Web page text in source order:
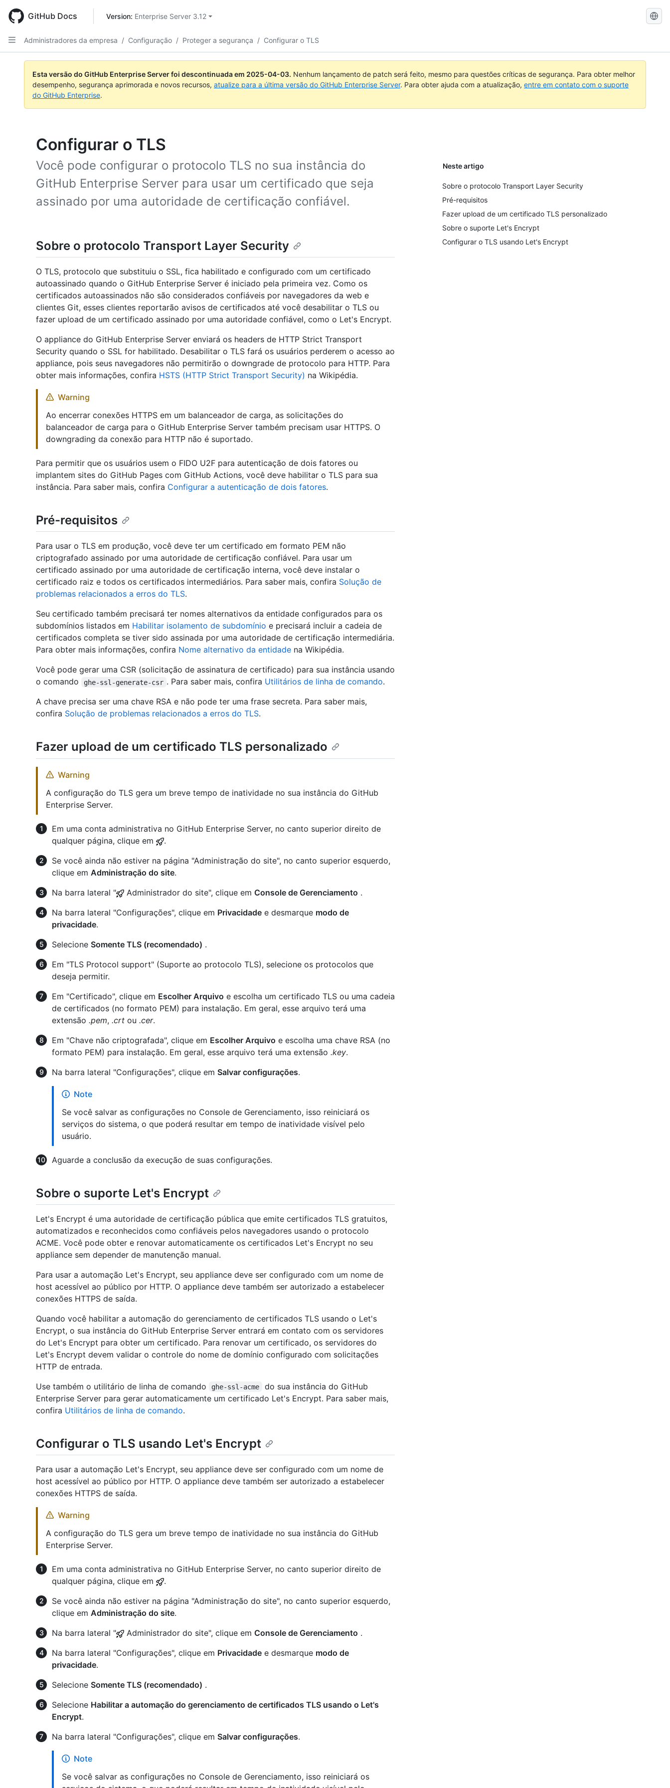
main
content
GitHub Docs Version: Enterprise Server 3.12
Pesquisar
Administradores da empresa / Configuração / Proteger a segurança / Configurar o TLS
Esta versão do GitHub Enterprise Server foi descontinuada em 2025-04-03. Nenhum lançamento de patch será feito, mesmo para questões críticas de segurança. Para obter melhor
desempenho, segurança aprimorada e novos recursos, atualize para a última versão do GitHub Enterprise Server. Para obter ajuda com a atualização, entre em contato com o suporte
do GitHub Enterprise.
Configurar o TLS
Você pode configurar o protocolo TLS no sua instância do
GitHub Enterprise Server para usar um certificado que seja
assinado por uma autoridade de certificação confiável.
Neste artigo
Sobre o protocolo Transport Layer Security
Pré-requisitos
Fazer upload de um certificado TLS personalizado
Sobre o suporte Let's Encrypt
Configurar o TLS usando Let's Encrypt
Sobre o protocolo Transport Layer Security
O TLS, protocolo que substituiu o SSL, fica habilitado e configurado com um certificado
autoassinado quando o GitHub Enterprise Server é iniciado pela primeira vez. Como os
certificados autoassinados não são considerados confiáveis por navegadores da web e
clientes Git, esses clientes reportarão avisos de certificados até você desabilitar o TLS ou
fazer upload de um certificado assinado por uma autoridade confiável, como o Let's Encrypt.
O appliance do GitHub Enterprise Server enviará os headers de HTTP Strict Transport
Security quando o SSL for habilitado. Desabilitar o TLS fará os usuários perderem o acesso ao
appliance, pois seus navegadores não permitirão o downgrade de protocolo para HTTP. Para
obter mais informações, confira HSTS (HTTP Strict Transport Security) na Wikipédia.
Warning
Ao encerrar conexões HTTPS em um balanceador de carga, as solicitações do
balanceador de carga para o GitHub Enterprise Server também precisam usar HTTPS. O
downgrading da conexão para HTTP não é suportado.
Para permitir que os usuários usem o FIDO U2F para autenticação de dois fatores ou
implantem sites do GitHub Pages com GitHub Actions, você deve habilitar o TLS para sua
instância. Para saber mais, confira Configurar a autenticação de dois fatores.
Pré-requisitos
Para usar o TLS em produção, você deve ter um certificado em formato PEM não
criptografado assinado por uma autoridade de certificação confiável. Para usar um
certificado assinado por uma autoridade de certificação interna, você deve instalar o
certificado raiz e todos os certificados intermediários. Para saber mais, confira Solução de
problemas relacionados a erros do TLS.
Seu certificado também precisará ter nomes alternativos da entidade configurados para os
subdomínios listados em Habilitar isolamento de subdomínio e precisará incluir a cadeia de
certificados completa se tiver sido assinada por uma autoridade de certificação intermediária.
Para obter mais informações, confira Nome alternativo da entidade na Wikipédia.
Você pode gerar uma CSR (solicitação de assinatura de certificado) para sua instância usando
o comando
ghe-ssl-generate-csr . Para saber mais, confira Utilitários de linha de comando.
A chave precisa ser uma chave RSA e não pode ter uma frase secreta. Para saber mais,
confira Solução de problemas relacionados a erros do TLS.
Fazer upload de um certificado TLS personalizado
Warning
A configuração do TLS gera um breve tempo de inatividade no sua instância do GitHub
Enterprise Server.
Em uma conta administrativa no GitHub Enterprise Server, no canto superior direito de
qualquer página, clique em
.
Se você ainda não estiver na página "Administração do site", no canto superior esquerdo,
clique em Administração do site.
Na barra lateral "
Administrador do site", clique em Console de Gerenciamento .
Na barra lateral "Configurações", clique em Privacidade e desmarque modo de
privacidade.
Selecione Somente TLS (recomendado) .
Em "TLS Protocol support" (Suporte ao protocolo TLS), selecione os protocolos que
deseja permitir.
Em "Certificado", clique em Escolher Arquivo e escolha um certificado TLS ou uma cadeia
de certificados (no formato PEM) para instalação. Em geral, esse arquivo terá uma
extensão .pem, .crt ou .cer.
Em "Chave não criptografada", clique em Escolher Arquivo e escolha uma chave RSA (no
formato PEM) para instalação. Em geral, esse arquivo terá uma extensão .key.
Na barra lateral "Configurações", clique em Salvar configurações.
Note
Se você salvar as configurações no Console de Gerenciamento, isso reiniciará os
serviços do sistema, o que poderá resultar em tempo de inatividade visível pelo
usuário.
Aguarde a conclusão da execução de suas configurações.
Sobre o suporte Let's Encrypt
Let's Encrypt é uma autoridade de certificação pública que emite certificados TLS gratuitos,
automatizados e reconhecidos como confiáveis pelos navegadores usando o protocolo
ACME. Você pode obter e renovar automaticamente os certificados Let's Encrypt no seu
appliance sem depender de manutenção manual.
Para usar a automação Let's Encrypt, seu appliance deve ser configurado com um nome de
host acessível ao público por HTTP. O appliance deve também ser autorizado a estabelecer
conexões HTTPS de saída.
Quando você habilitar a automação do gerenciamento de certificados TLS usando o Let's
Encrypt, o sua instância do GitHub Enterprise Server entrará em contato com os servidores
do Let's Encrypt para obter um certificado. Para renovar um certificado, os servidores do
Let's Encrypt devem validar o controle do nome de domínio configurado com solicitações
HTTP de entrada.
Use também o utilitário de linha de comando
ghe-ssl-acme
do sua instância do GitHub
Enterprise Server para gerar automaticamente um certificado Let's Encrypt. Para saber mais,
confira Utilitários de linha de comando.
Configurar o TLS usando Let's Encrypt
Para usar a automação Let's Encrypt, seu appliance deve ser configurado com um nome de
host acessível ao público por HTTP. O appliance deve também ser autorizado a estabelecer
conexões HTTPS de saída.
Warning
A configuração do TLS gera um breve tempo de inatividade no sua instância do GitHub
Enterprise Server.
Em uma conta administrativa no GitHub Enterprise Server, no canto superior direito de
qualquer página, clique em
.
Se você ainda não estiver na página "Administração do site", no canto superior esquerdo,
clique em Administração do site.
Na barra lateral "
Administrador do site", clique em Console de Gerenciamento .
Na barra lateral "Configurações", clique em Privacidade e desmarque modo de
privacidade.
Selecione Somente TLS (recomendado) .
Selecione Habilitar a automação do gerenciamento de certificados TLS usando o Let's
Encrypt.
Na barra lateral "Configurações", clique em Salvar configurações.
Note
Se você salvar as configurações no Console de Gerenciamento, isso reiniciará os